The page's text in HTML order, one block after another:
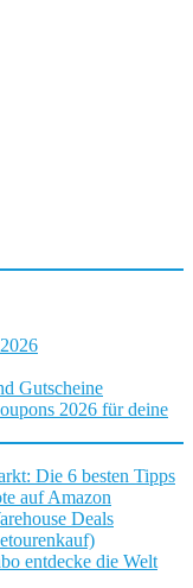
Gutscheine
2026 für deine
Die 6 besten Tipps
auf Amazon
Deals
entdecke die Welt